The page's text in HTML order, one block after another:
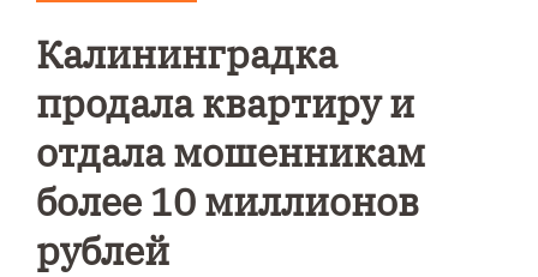
Калининградка
продала квартиру и
отдала мошенникам
более 10 миллионов
рублей